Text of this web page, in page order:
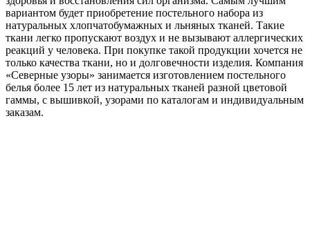
вариантом будет приобретение постельного набора из
натуральных хлопчатобумажных и льняных тканей. Такие
ткани легко пропускают воздух и не вызывают аллергических
реакций у человека. При покупке такой продукции хочется не
только качества ткани, но и долговечности изделия. Компания
«Северные узоры» занимается изготовлением постельного
белья более 15 лет из натуральных тканей разной цветовой
гаммы, с вышивкой, узорами по каталогам и индивидуальным
заказам.